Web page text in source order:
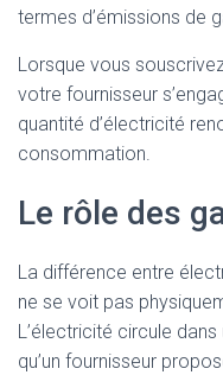
termes d’émissions de
Lorsque vous
votre fournisseur
quantité d’électricité
consommation.
Le rôle des
La différence entre
ne se voit pas
L’électricité circule
qu’un fournisseur